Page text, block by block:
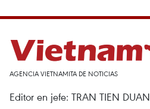
AGENCIA VIETNAMITA DE NOTICIAS
Editor en jefe: TRAN TIEN DUAN